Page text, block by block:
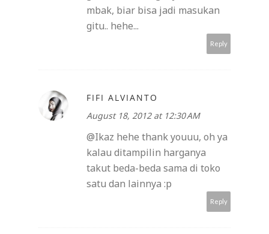
mbak, biar bisa jadi masukan
gitu.. hehe...
Reply
FIFI ALVIANTO
August 18, 2012 at 12:30 AM
@Ikaz hehe thank youuu, oh ya
kalau ditampilin harganya
takut beda-beda sama di toko
satu dan lainnya :p
Reply